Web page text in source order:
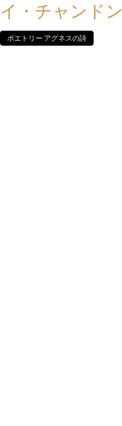
イ・チャンドン
ポエトリー アグネスの詩